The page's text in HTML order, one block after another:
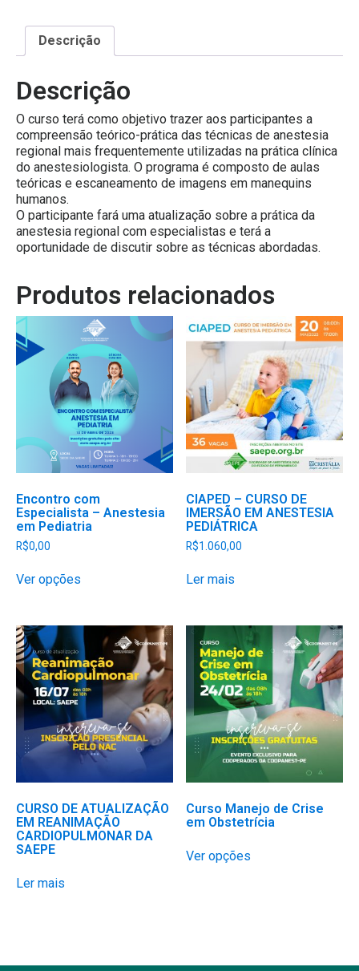
Descrição
Descrição
O curso terá como objetivo trazer aos participantes a
compreensão teórico-prática das técnicas de anestesia
regional mais frequentemente utilizadas na prática clínica
do anestesiologista. O programa é composto de aulas
teóricas e escaneamento de imagens em manequins
humanos.
O participante fará uma atualização sobre a prática da
anestesia regional com especialistas e terá a
oportunidade de discutir sobre as técnicas abordadas.
Produtos relacionados
Encontro com
Especialista – Anestesia
em Pediatria
R$0,00
Ver opções
variantes.
As
opções
podem
ser
escolhidas
na
página
do
CIAPED – CURSO DE
IMERSÃO EM ANESTESIA
PEDIÁTRICA
R$1.060,00
Ler mais
CURSO DE ATUALIZAÇÃO
EM REANIMAÇÃO
CARDIOPULMONAR DA
SAEPE
Ler mais
Curso Manejo de Crise
em Obstetrícia
Ver opções